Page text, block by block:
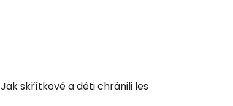
Jak skřítkové a děti chránili les